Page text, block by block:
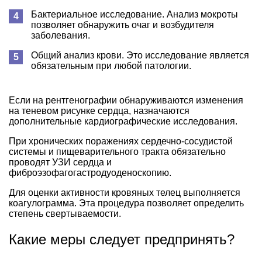
Бактериальное исследование. Анализ мокроты
позволяет обнаружить очаг и возбудителя
заболевания.
Общий анализ крови. Это исследование является
обязательным при любой патологии.
Если на рентгенографии обнаруживаются изменения
на теневом рисунке сердца, назначаются
дополнительные кардиографические исследования.
При хронических поражениях сердечно-сосудистой
системы и пищеварительного тракта обязательно
проводят УЗИ сердца и
фиброэзофагогастродуоденоскопию.
Для оценки активности кровяных телец выполняется
коагулограмма. Эта процедура позволяет определить
степень свертываемости.
Какие меры следует предпринять?